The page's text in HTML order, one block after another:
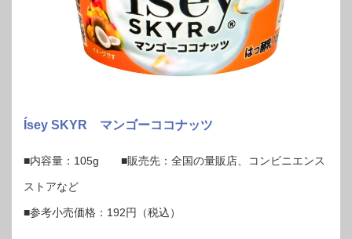
Ísey SKYR マンゴーココナッツ
■内容量：105g ■販売先：全国の量販店、コンビニエンス
ストアなど
■参考小売価格：192円（税込）